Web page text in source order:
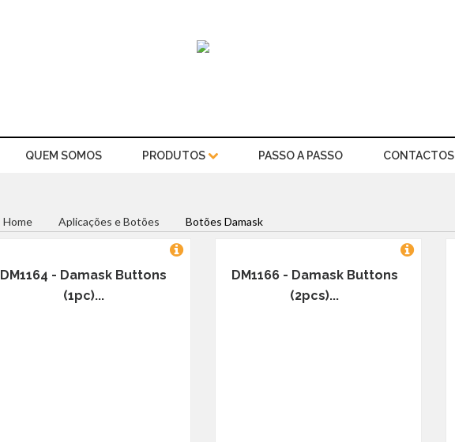
QUEM SOMOS PRODUTOS PASSO A PASSO CONTACTOS
Home Aplicações e Botões Botões Damask
DM1164 - Damask Buttons
(1pc)...
DM1166 - Damask Buttons
(2pcs)...